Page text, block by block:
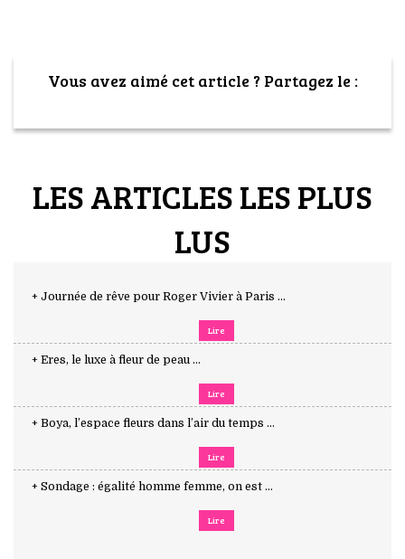
Vous avez aimé cet article ? Partagez le :
LES ARTICLES LES PLUS
LUS
+ Journée de rêve pour Roger Vivier à Paris ...
Lire
+ Eres, le luxe à fleur de peau ...
Lire
+ Boya, l’espace fleurs dans l’air du temps ...
Lire
+ Sondage : égalité homme femme, on est ...
Lire